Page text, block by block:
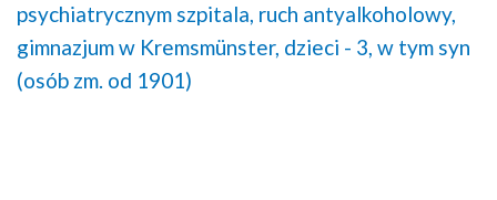
psychiatrycznym szpitala, ruch antyalkoholowy,
gimnazjum w Kremsmünster, dzieci - 3, w tym syn
(osób zm. od 1901)